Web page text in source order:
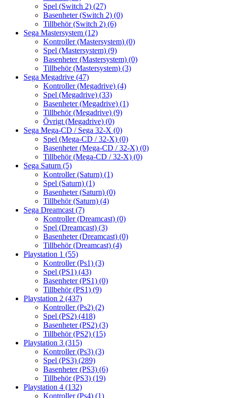
Spel (Switch 2) (27)
Basenheter (Switch 2) (0)
Tillbehör (Switch 2) (6)
Sega Mastersystem (12)
Kontroller (Mastersystem) (0)
Spel (Mastersystem) (9)
Basenheter (Mastersystem) (0)
Tillbehör (Mastersystem) (3)
Sega Megadrive (47)
Kontroller (Megadrive) (4)
Spel (Megadrive) (33)
Basenheter (Megadrive) (1)
Tillbehör (Megadrive) (9)
Övrigt (Megadrive) (0)
Sega Mega-CD / Sega 32-X (0)
Spel (Mega-CD / 32-X) (0)
Basenheter (Mega-CD / 32-X) (0)
Tillbehör (Mega-CD / 32-X) (0)
Sega Saturn (5)
Kontroller (Saturn) (1)
Spel (Saturn) (1)
Basenheter (Saturn) (0)
Tillbehör (Saturn) (4)
Sega Dreamcast (7)
Kontroller (Dreamcast) (0)
Spel (Dreamcast) (3)
Basenheter (Dreamcast) (0)
Tillbehör (Dreamcast) (4)
Playstation 1 (55)
Kontroller (Ps1) (3)
Spel (PS1) (43)
Basenheter (PS1) (0)
Tillbehör (PS1) (9)
Playstation 2 (437)
Kontroller (Ps2) (2)
Spel (PS2) (418)
Basenheter (PS2) (3)
Tillbehör (PS2) (15)
Playstation 3 (315)
Kontroller (Ps3) (3)
Spel (PS3) (289)
Basenheter (PS3) (6)
Tillbehör (PS3) (19)
Playstation 4 (132)
Kontroller (Ps4) (1)